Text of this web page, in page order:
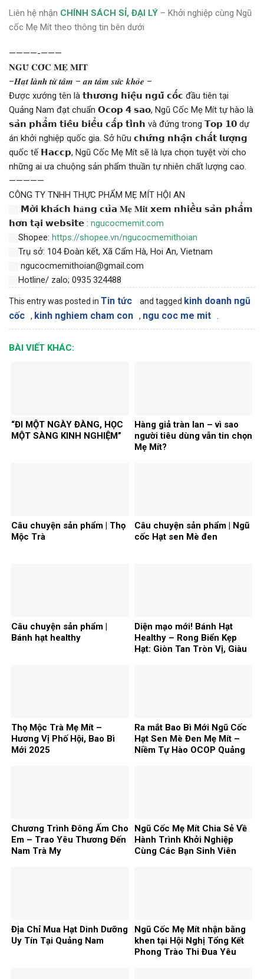
Liên hệ nhận CHÍNH SÁCH SỈ, ĐẠI LÝ – Khởi nghiệp cùng Ngũ
cốc Mẹ Mít theo thông tin bên dưới
————-———
𝐍𝐆𝐔̃ 𝐂𝐎̂́𝐂 𝐌𝐄̣ 𝐌𝐈́𝐓
–𝑯𝒂̣𝒕 𝒍𝒂̀𝒏𝒉 𝒕𝒖̛̀ 𝒕𝒂̂𝒎 – 𝒂𝒏 𝒕𝒂̂𝒎 𝒔𝒖̛́𝒄 𝒌𝒉𝒐̉𝒆 –
Được xướng tên là 𝘁𝗵𝘂̛𝗼̛𝗻𝗴 𝗵𝗶𝗲̣̂𝘂 𝗻𝗴𝘂̃ 𝗰𝗼̂́𝗰 đầu tiên tại
Quảng Nam đạt chuẩn 𝗢𝗰𝗼𝗽 𝟰 𝘀𝗮𝗼, Ngũ Cốc Mẹ Mít tự hào là
𝘀𝗮̉𝗻 𝗽𝗵𝗮̂̉𝗺 𝘁𝗶𝗲̂𝘂 𝗯𝗶𝗲̂̉𝘂 𝗰𝗮̂́𝗽 𝘁𝗶̉𝗻𝗵 và đứng trong 𝗧𝗼𝗽 𝟭𝟬 dự
án khởi nghiệp quốc gia. Sở hữu 𝗰𝗵𝘂̛́𝗻𝗴 𝗻𝗵𝗮̣̂𝗻 𝗰𝗵𝗮̂́𝘁 𝗹𝘂̛𝗼̛̣𝗻𝗴
quốc tế 𝗛𝗮𝗰𝗰𝗽, Ngũ Cốc Mẹ Mít sẽ là lựa chọn tuyệt vời cho
những ai ưa chuộng sản phẩm thuần tự nhiên chất lượng cao.
—————
CÔNG TY TNHH THỰC PHẨM MẸ MÍT HỘI AN
𝗠𝗼̛̀𝗶 𝗸𝗵𝗮́𝗰𝗵 𝗵𝐚̀𝗻𝗴 𝗰𝘂̉𝗮 𝐌𝐞̣ 𝐌𝐢́𝐭 𝘅𝗲𝗺 𝗻𝗵𝗶𝗲̂̀𝘂 𝘀𝗮̉𝗻 𝗽𝗵𝗮̂̉𝗺
𝗵𝗼̛𝗻 𝘁𝗮̣𝗶 𝘄𝗲𝗯𝘀𝗶𝘁𝗲 : ngucocmemit.com
Shopee: https://shopee.vn/ngucocmemithoian
Trụ sở: 104 Đoàn kết, Xã Cẩm Hà, Hoi An, Vietnam
ngucocmemithoian@gmail.com
Hotline/ zalo; 0935 324488
This entry was posted in Tin tức and tagged kinh doanh ngũ
cốc
, kinh nghiem cham con , ngu coc me mit
BÀI VIẾT KHÁC:
“ĐI MỘT NGÀY ĐÀNG, HỌC
MỘT SÀNG KINH NGHIỆM”
Hàng giả tràn lan – vì sao
người tiêu dùng vẫn tin chọn
Mẹ Mít?
Câu chuyện sản phẩm | Thọ
Mộc Trà
Câu chuyện sản phẩm | Ngũ
cốc Hạt sen Mè đen
Câu chuyện sản phẩm |
Bánh hạt healthy
Diện mạo mới! Bánh Hạt
Healthy – Rong Biển Kẹp
Hạt: Giòn Tan Tròn Vị, Giàu
Thọ Mộc Trà Mẹ Mít –
Hương Vị Phố Hội, Bao Bì
Mới 2025
Ra mắt Bao Bì Mới Ngũ Cốc
Hạt Sen Mè Đen Mẹ Mít –
Niềm Tự Hào OCOP Quảng
Chương Trình Đông Ấm Cho
Em – Trao Yêu Thương Đến
Nam Trà My
Ngũ Cốc Mẹ Mít Chia Sẻ Về
Hành Trình Khởi Nghiệp
Cùng Các Bạn Sinh Viên
Địa Chỉ Mua Hạt Dinh Dưỡng
Uy Tín Tại Quảng Nam
Ngũ Cốc Mẹ Mít nhận bằng
khen tại Hội Nghị Tổng Kết
Phong Trào Thi Đua Yêu